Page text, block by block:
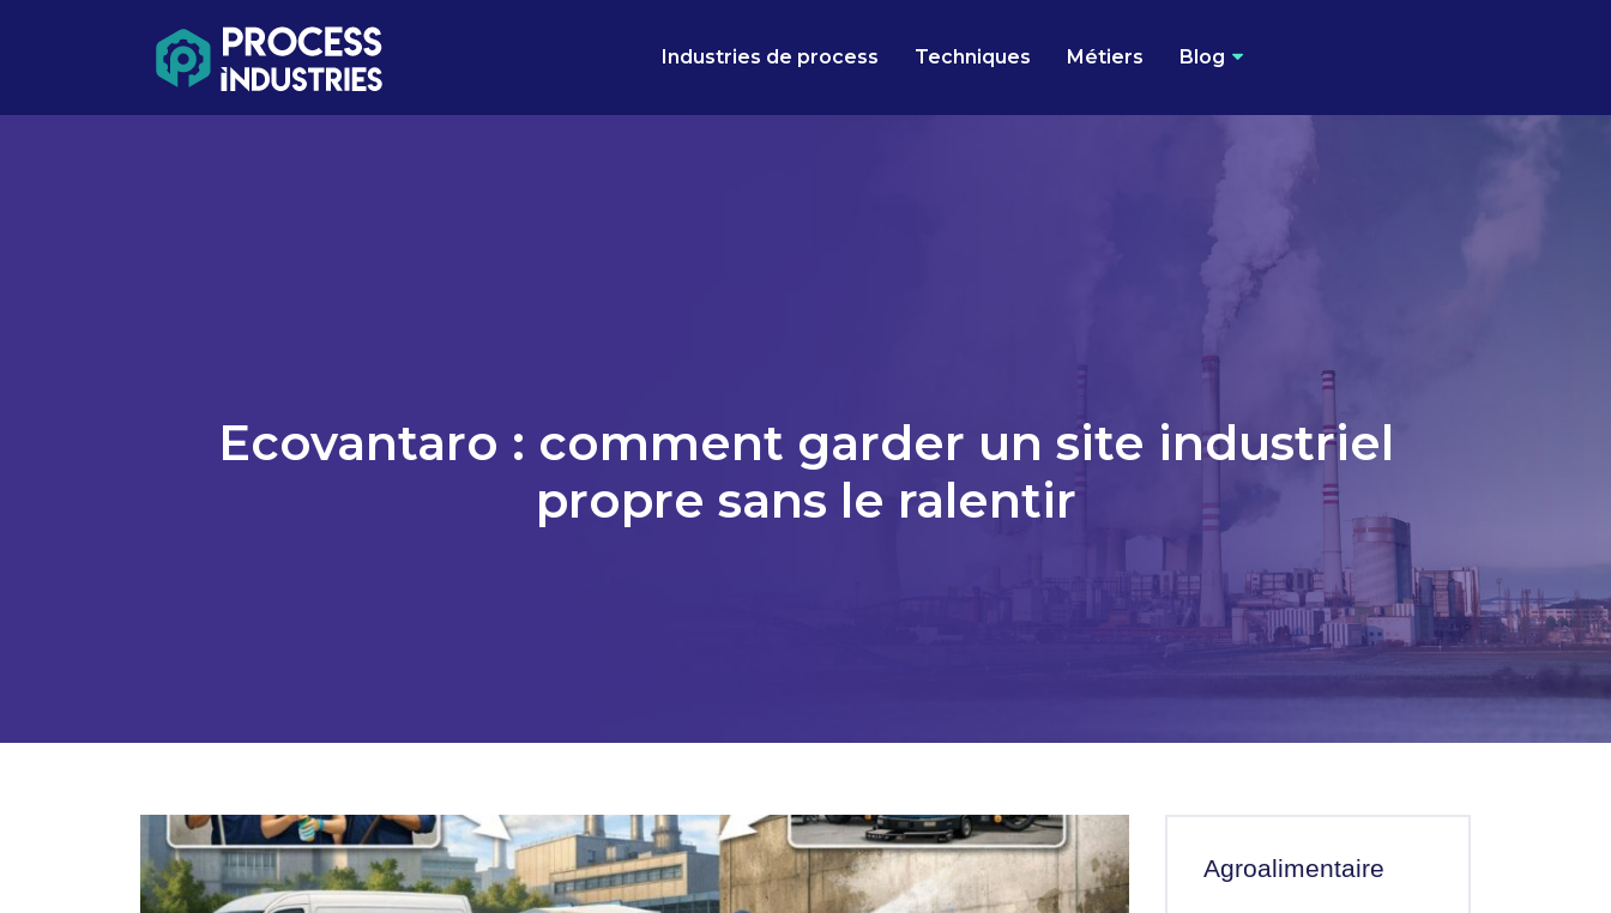
Industries de process Techniques Métiers Blog
Ecovantaro : comment garder un site industriel
propre sans le ralentir
Agroalimentaire